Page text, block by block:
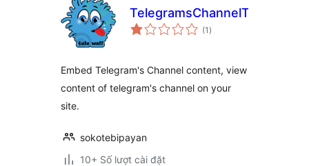
TelegramsChannelToWP
(1 tổng
đánh
)
Embed Telegram's Channel content, view
content of telegram's channel on your
site.
sokotebipayan
10+ Số lượt cài đặt